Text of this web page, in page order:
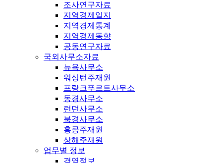
조사연구자료
지역경제일지
지역경제통계
지역경제동향
공동연구자료
국외사무소자료
뉴욕사무소
워싱턴주재원
프랑크푸르트사무소
동경사무소
런던사무소
북경사무소
홍콩주재원
상해주재원
업무별 정보
경영정보